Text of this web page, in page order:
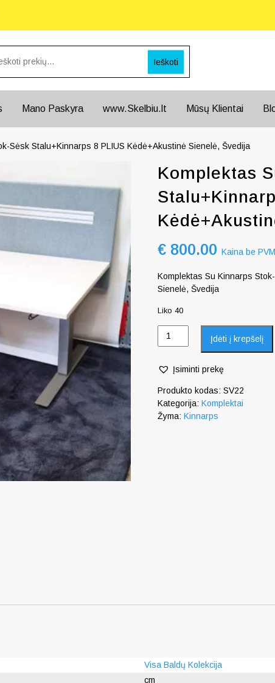
Ieškoti
Mano Paskyra www.Skelbiu.lt Mūsų Klientai
Sėsk Stalu+Kinnarps 8 PLIUS Kėdė+Akustinė Sienelė, Švedija
Komplektas
€ 800.00 Kaina be PVM
Komplektas Su Kinnarps
Sienelė, Švedija
Liko 40
Įdėti į krepšelį
Įsiminti prekę
Produkto kodas:SV22
Kategorija:Komplektai
Žyma:Kinnarps
Visa Baldų Kolekcija
cm